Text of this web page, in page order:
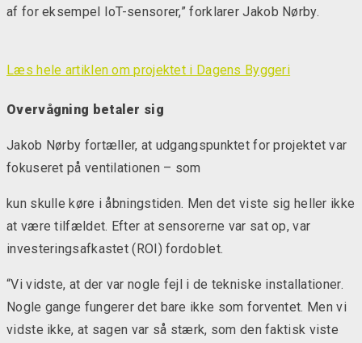
af for eksempel IoT-sensorer,” forklarer Jakob Nørby.
Læs hele artiklen om projektet i Dagens Byggeri
Overvågning betaler sig
Jakob Nørby fortæller, at udgangspunktet for projektet var
fokuseret på ventilationen – som
kun skulle køre i åbningstiden. Men det viste sig heller ikke
at være tilfældet. Efter at sensorerne var sat op, var
investeringsafkastet (ROI) fordoblet.
“Vi vidste, at der var nogle fejl i de tekniske installationer.
Nogle gange fungerer det bare ikke som forventet. Men vi
vidste ikke, at sagen var så stærk, som den faktisk viste